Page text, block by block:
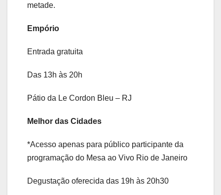
metade.
Empório
Entrada gratuita
Das 13h às 20h
Pátio da Le Cordon Bleu – RJ
Melhor das Cidades
*Acesso apenas para público participante da
programação do Mesa ao Vivo Rio de Janeiro
Degustação oferecida das 19h às 20h30